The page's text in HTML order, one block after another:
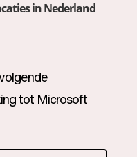
in Nederland
tot Microsoft